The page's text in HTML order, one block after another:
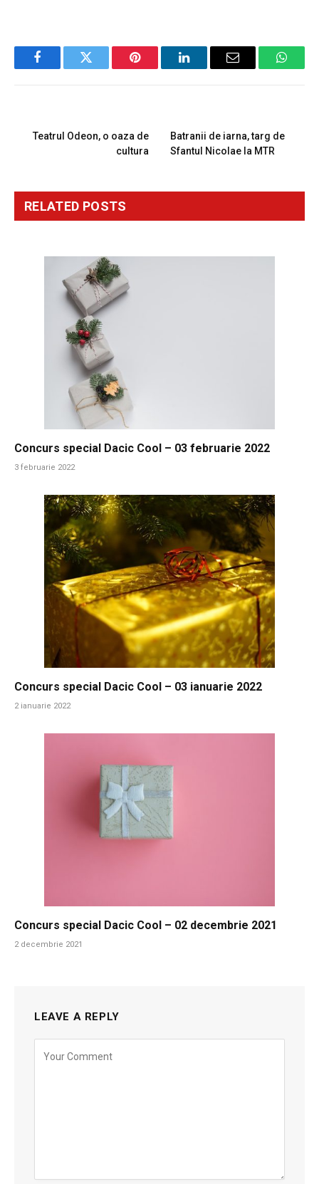
FacebookTwitter Pinterest LinkedInEmail
Teatrul Odeon, o oaza de
cultura
Batranii de iarna, targ de
Sfantul Nicolae la MTR
RELATED POSTS
Concurs special Dacic Cool – 03 februarie 2022
3 februarie 2022
Concurs special Dacic Cool – 03 ianuarie 2022
2 ianuarie 2022
Concurs special Dacic Cool – 02 decembrie 2021
2 decembrie 2021
LEAVE A REPLY